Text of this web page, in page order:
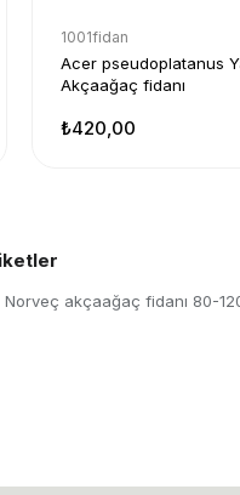
1001fidan
Acer pseudoplatanus
Akçaağaç fidanı
₺420,00
akçaağaç fidanı 80-